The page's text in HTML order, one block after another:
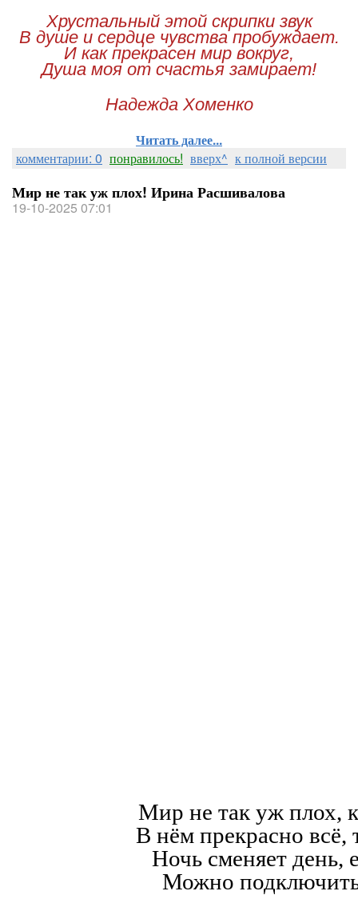
Хрустальный этой скрипки звук
В душе и сердце чувства пробуждает.
И как прекрасен мир вокруг,
Душа моя от счастья замирает!
Надежда Хоменко
Читать далее...
комментарии: 0 понравилось! вверх^ к полной версии
Мир не так уж плох! Ирина Расшивалова
19-10-2025 07:01
Мир не так уж плох,
В нём прекрасно всё,
Ночь сменяет день,
Можно